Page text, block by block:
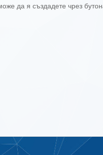
да я създадете чрез